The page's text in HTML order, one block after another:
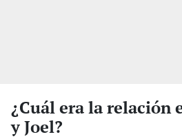
¿Cuál era la relación
y Joel?